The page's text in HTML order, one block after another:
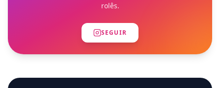
rolês.
SEGUIR